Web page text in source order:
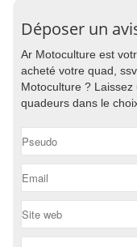
Déposer un
Ar Motoculture est
acheté votre quad,
Motoculture ?
quadeurs dans le